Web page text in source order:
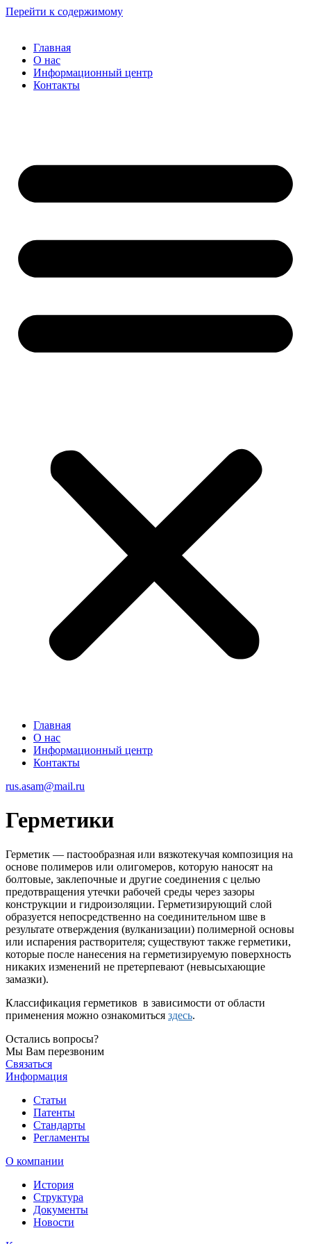
Перейти к содержимому
Главная
О нас
Информационный центр
Контакты
Главная
О нас
Информационный центр
Контакты
rus.asam@mail.ru
Герметики
Герметик — пастообразная или вязкотекучая композиция на
основе полимеров или олигомеров, которую наносят на
болтовые, заклепочные и другие соединения с целью
предотвращения утечки рабочей среды через зазоры
конструкции и гидроизоляции. Герметизирующий слой
образуется непосредственно на соединительном шве в
результате отверждения (вулканизации) полимерной основы
или испарения растворителя; существуют также герметики,
которые после нанесения на герметизируемую поверхность
никаких изменений не претерпевают (невысыхающие
замазки).
Классификация герметиков в зависимости от области
применения можно ознакомиться здесь.
Остались вопросы?
Мы Вам перезвоним
Связаться
Информация
Статьи
Патенты
Стандарты
Регламенты
О компании
История
Структура
Документы
Новости